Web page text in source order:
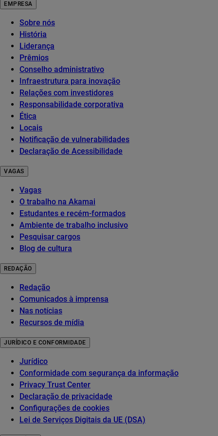
EMPRESA
Sobre nós
História
Liderança
Prêmios
Conselho administrativo
Infraestrutura para inovação
Relações com investidores
Responsabilidade corporativa
Ética
Locais
Notificação de vulnerabilidades
Declaração de Acessibilidade
VAGAS
Vagas
O trabalho na Akamai
Estudantes e recém-formados
Ambiente de trabalho inclusivo
Pesquisar cargos
Blog de cultura
REDAÇÃO
Redação
Comunicados à imprensa
Nas notícias
Recursos de mídia
JURÍDICO E CONFORMIDADE
Jurídico
Conformidade com segurança da informação
Privacy Trust Center
Declaração de privacidade
Configurações de cookies
Lei de Serviços Digitais da UE (DSA)